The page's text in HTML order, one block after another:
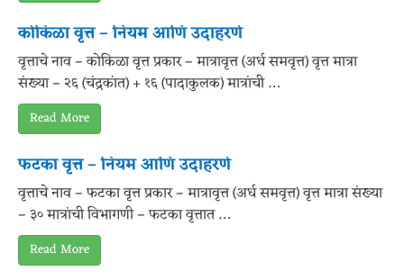
कोकिळा वृत्त – नियम आणि उदाहरणे
वृत्ताचे नाव – कोकिळा वृत्त प्रकार – मात्रावृत्त (अर्ध समवृत्त) वृत्त मात्रा
संख्या – २६ (चंद्रकांत) + १६ (पादाकुलक) मात्रांची …
Read More
फटका वृत्त – नियम आणि उदाहरणे
वृत्ताचे नाव – फटका वृत्त प्रकार – मात्रावृत्त (अर्ध समवृत्त) वृत्त मात्रा संख्या
– ३० मात्रांची विभागणी – फटका वृत्तात …
Read More